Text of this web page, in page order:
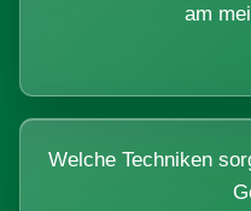
am
Welche Techniken